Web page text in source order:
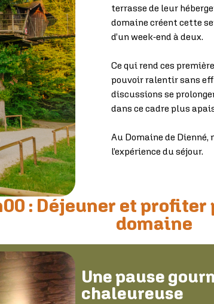
terrasse de leur
domaine créent cette
d’un week-end à deux.
Ce qui rend ces
pouvoir ralentir sans
discussions se
dans ce cadre plus
Au Domaine de
l’expérience du séjour.
: Déjeuner et
domaine
Une pause
chaleureuse